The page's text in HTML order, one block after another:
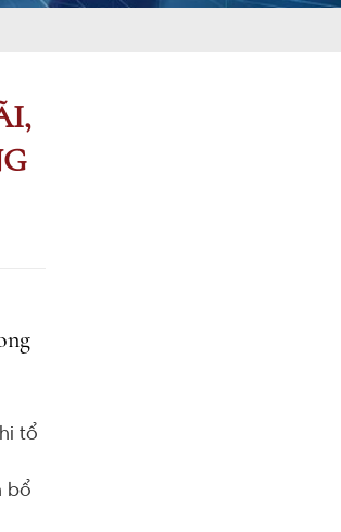
tổ
bổ